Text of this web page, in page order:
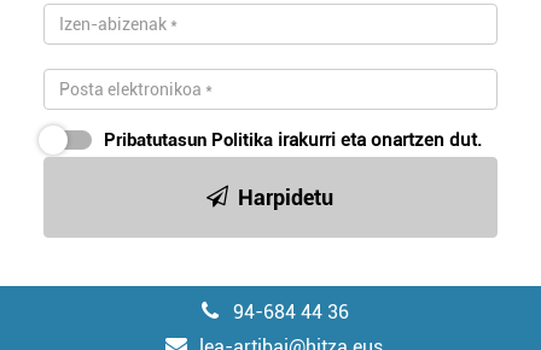
Pribatutasun Politika irakurri eta onartzen dut.
Harpidetu
94-684 44 36